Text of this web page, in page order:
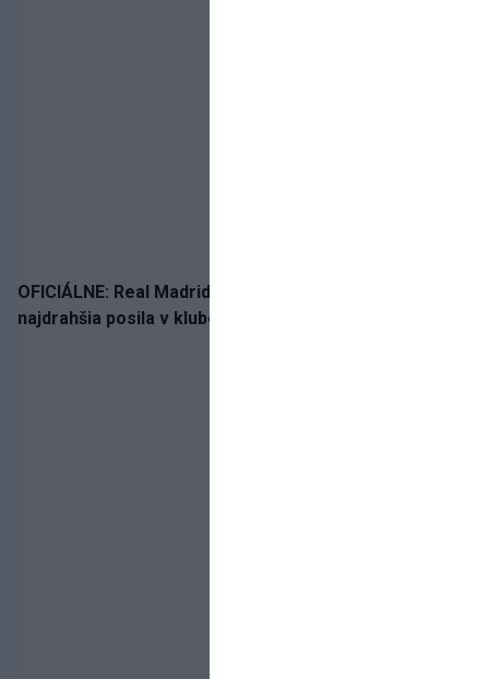
OFICIÁLNE: Real Madrid rozbil bank. Z Lipska prichádza
najdrahšia posila v klubovej histórii